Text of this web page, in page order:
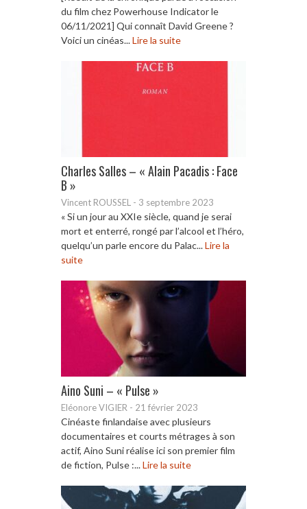
du film chez Powerhouse Indicator le
06/11/2021] Qui connaît David Greene ?
Voici un cinéas...Lire la suite
Charles Salles – « Alain Pacadis : Face
B »
Vincent ROUSSEL - 3 septembre 2023
« Si un jour au XXIe siècle, quand je serai
mort et enterré, rongé par l’alcool et l’héro,
quelqu’un parle encore du Palac...Lire la
suite
Aino Suni – « Pulse »
Eléonore VIGIER - 21 février 2023
Cinéaste finlandaise avec plusieurs
documentaires et courts métrages à son
actif, Aino Suni réalise ici son premier film
de fiction, Pulse :...Lire la suite